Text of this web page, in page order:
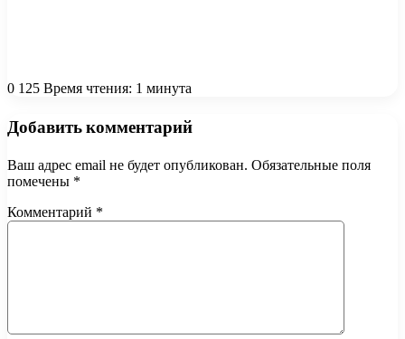
0 125 Время чтения: 1 минута
Добавить комментарий
Ваш адрес email не будет опубликован. Обязательные поля
помечены *
Комментарий *